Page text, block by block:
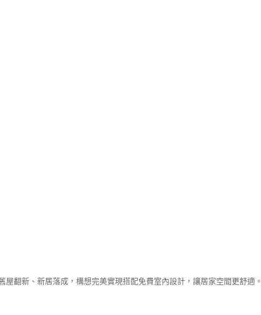
屋翻新、新居落成，構想完美實現搭配免費室內設計，讓居家空間更舒適。